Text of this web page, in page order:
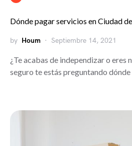
Dónde pagar servicios en Ciudad
by Houm Septiembre 14, 2021
¿Te acabas de independizar o eres
seguro te estás preguntando